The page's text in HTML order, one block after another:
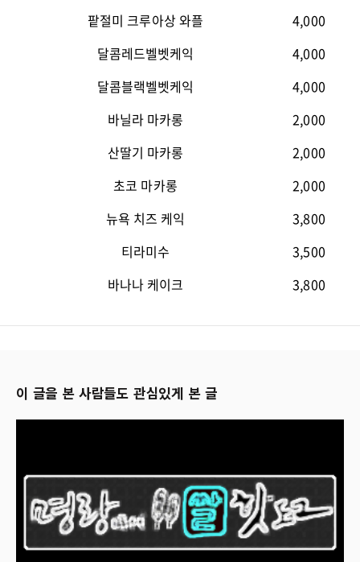
팥절미 크루아상 와플
4,000
달콤레드벨벳케익
4,000
달콤블랙벨벳케익
4,000
바닐라 마카롱
2,000
산딸기 마카롱
2,000
초코 마카롱
2,000
뉴욕 치즈 케익
3,800
티라미수
3,500
바나나 케이크
3,800
이 글을 본 사람들도 관심있게 본 글